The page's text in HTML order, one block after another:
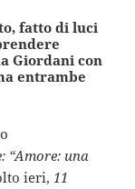
fatto di luci
Giordani con
entrambe
“Amore: una
ieri,11